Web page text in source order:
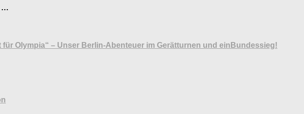
…
Olympia“ – Unser Berlin-Abenteuer im Gerätturnen und einBundessieg!